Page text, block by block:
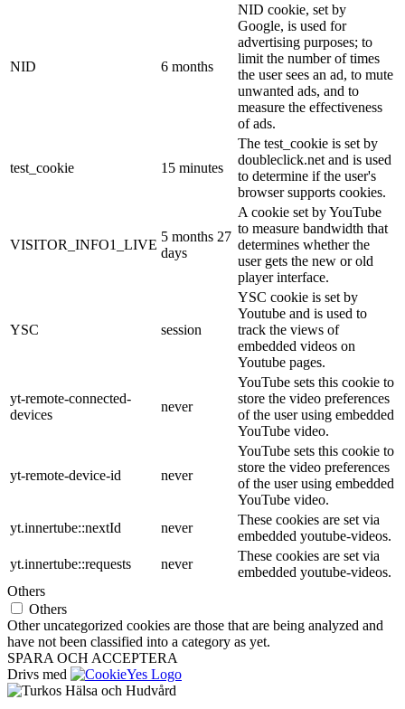
NID 6 months
NID cookie, set by
Google, is used for
advertising purposes; to
limit the number of times
the user sees an ad, to mute
unwanted ads, and to
measure the effectiveness
of ads.
test_cookie 15 minutes
The test_cookie is set by
doubleclick.net and is used
to determine if the user's
browser supports cookies.
VISITOR_INFO1_LIVE
5 months 27
days
A cookie set by YouTube
to measure bandwidth that
determines whether the
user gets the new or old
player interface.
YSC session
YSC cookie is set by
Youtube and is used to
track the views of
embedded videos on
Youtube pages.
yt-remote-connected-
devices
never
YouTube sets this cookie to
store the video preferences
of the user using embedded
YouTube video.
yt-remote-device-id never
YouTube sets this cookie to
store the video preferences
of the user using embedded
YouTube video.
yt.innertube::nextId
never
These cookies are set via
embedded youtube-videos.
yt.innertube::requests
never
These cookies are set via
embedded youtube-videos.
Others
Others
Other uncategorized cookies are those that are being analyzed and
have not been classified into a category as yet.
SPARA OCH ACCEPTERA
Drivs med